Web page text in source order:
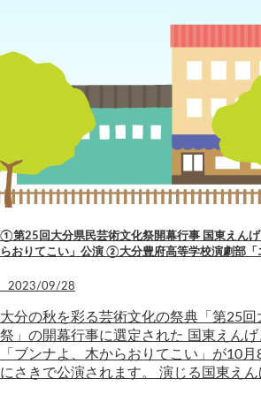
①第25回大分県民芸術文化祭開幕行事 国東えん
らおりてこい」公演 ②大分豊府高等学校演劇部「
2023/09/28
大分の秋を彩る芸術文化の祭典「第25
祭」の開幕行事に選定された 国東えん
「ブンナよ、木からおりてこい」が10月
にさきで公演されます。 演じる国東え